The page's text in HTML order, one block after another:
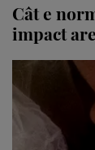
Cât e
impact